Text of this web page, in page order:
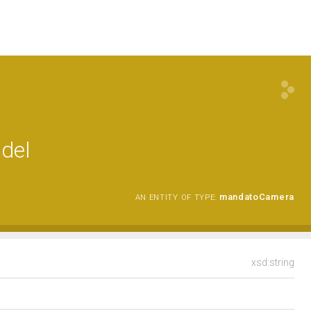
AN ENTITY OF TYPE: mandatoCamera
xsd:string